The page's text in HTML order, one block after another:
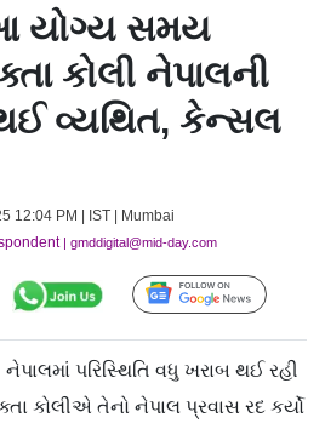
યોગ્ય સમય
કોલી નેપાલની
થઈ વ્યથિત, કેન્સલ
12:04 PM | IST | Mumbai
| gmddigital@mid-day.com
Follow Us
પરિસ્થિતિ વધુ ખરાબ થઈ રહી
કોલીએ તેનો નેપાલ પ્રવાસ રદ કર્યો